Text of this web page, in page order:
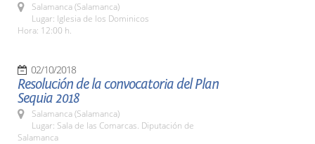
Salamanca (Salamanca)
Lugar: Iglesia de los Dominicos
Hora: 12:00 h.
02/10/2018
Resolución de la convocatoria del Plan
Sequia 2018
Salamanca (Salamanca)
Lugar: Sala de las Comarcas. Diputación de
Salamanca